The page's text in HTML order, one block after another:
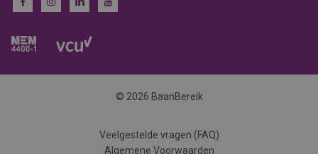
© 2026 BaanBereik
Veelgestelde vragen (FAQ)
Algemene Voorwaarden